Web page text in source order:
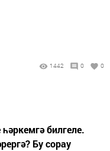
1442 0 0
һәркемгә билгеле.
Бу сорау